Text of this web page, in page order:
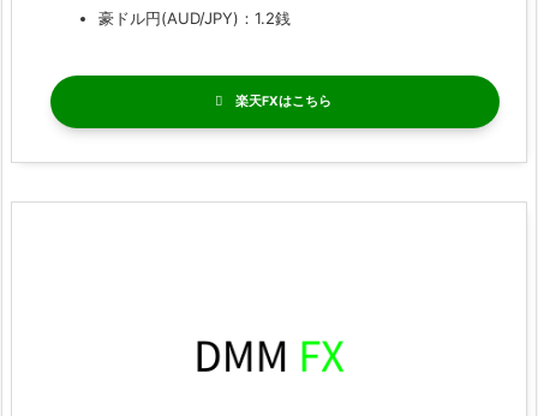
豪ドル円(AUD/JPY)：1.2銭
楽天FX